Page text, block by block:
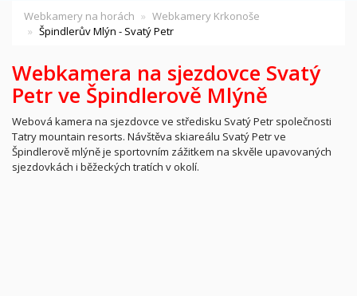
Webkamery na horách
Webkamery Krkonoše
Špindlerův Mlýn - Svatý Petr
Webkamera na sjezdovce Svatý
Petr ve Špindlerově Mlýně
Webová kamera na sjezdovce ve středisku Svatý Petr společnosti
Tatry mountain resorts. Návštěva skiareálu Svatý Petr ve
Špindlerově mlýně je sportovním zážitkem na skvěle upavovaných
sjezdovkách i běžeckých tratích v okolí.